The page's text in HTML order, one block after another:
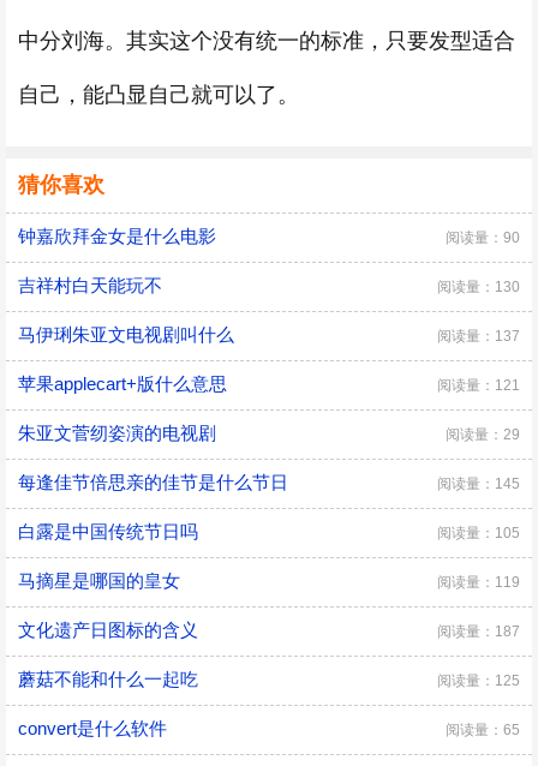
中分刘海。其实这个没有统一的标准，只要发型适合
自己，能凸显自己就可以了。
猜你喜欢
钟嘉欣拜金女是什么电影 阅读量：90
吉祥村白天能玩不 阅读量：130
马伊琍朱亚文电视剧叫什么 阅读量：137
苹果applecart+版什么意思 阅读量：121
朱亚文菅纫姿演的电视剧 阅读量：29
每逢佳节倍思亲的佳节是什么节日 阅读量：145
白露是中国传统节日吗 阅读量：105
马摘星是哪国的皇女 阅读量：119
文化遗产日图标的含义 阅读量：187
蘑菇不能和什么一起吃 阅读量：125
convert是什么软件 阅读量：65